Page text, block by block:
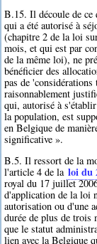
B.15. Il découle de ce
qui a été autorisé à
(chapitre 2 de la loi
mois, et qui est par
de la même loi), ne
bénéficier des
pas de
raisonnablement
qui, autorisé à
la population, est
en Belgique de
significative ».
B.5. Il ressort de la
l'article 4 de la loi du
royal du 17 juillet
d'application de la loi
autorisation ou d'une
durée de plus de trois
que le statut
lien avec la Belgique